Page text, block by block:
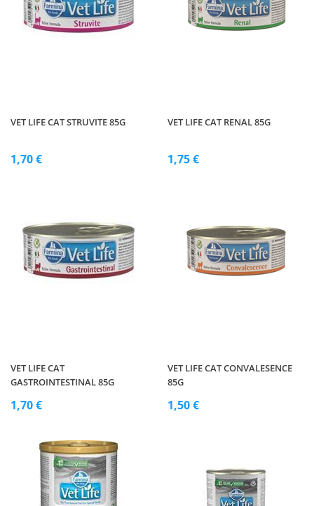
VET LIFE CAT STRUVITE 85G
1,70 €
VET LIFE CAT RENAL 85G
1,75 €
VET LIFE CAT
GASTROINTESTINAL 85G
1,70 €
VET LIFE CAT CONVALESENCE
85G
1,50 €